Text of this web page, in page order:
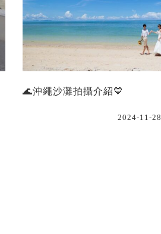
🌊沖繩沙灘拍攝介紹💙
2024-11-28